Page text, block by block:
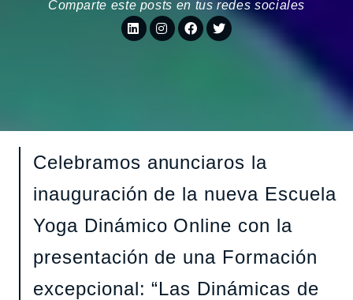
Comparte este posts en tus redes sociales
Celebramos anunciaros la
inauguración de la nueva Escuela
Yoga Dinámico Online con la
presentación de una Formación
excepcional: “Las Dinámicas de